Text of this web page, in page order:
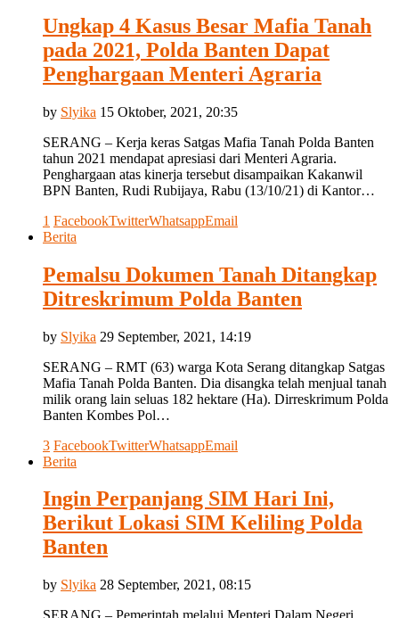
Ungkap 4 Kasus Besar Mafia Tanah
pada 2021, Polda Banten Dapat
Penghargaan Menteri Agraria
by Slyika 15 Oktober, 2021, 20:35
SERANG – Kerja keras Satgas Mafia Tanah Polda Banten
tahun 2021 mendapat apresiasi dari Menteri Agraria.
Penghargaan atas kinerja tersebut disampaikan Kakanwil
BPN Banten, Rudi Rubijaya, Rabu (13/10/21) di Kantor…
1 FacebookTwitterWhatsappEmail
Berita
Pemalsu Dokumen Tanah Ditangkap
Ditreskrimum Polda Banten
by Slyika 29 September, 2021, 14:19
SERANG – RMT (63) warga Kota Serang ditangkap Satgas
Mafia Tanah Polda Banten. Dia disangka telah menjual tanah
milik orang lain seluas 182 hektare (Ha). Dirreskrimum Polda
Banten Kombes Pol…
3 FacebookTwitterWhatsappEmail
Berita
Ingin Perpanjang SIM Hari Ini,
Berikut Lokasi SIM Keliling Polda
Banten
by Slyika 28 September, 2021, 08:15